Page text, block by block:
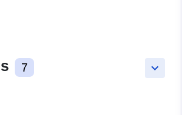
keyboard_arrow_down
7